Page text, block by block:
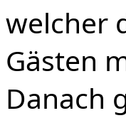
welcher
Gästen
Danach